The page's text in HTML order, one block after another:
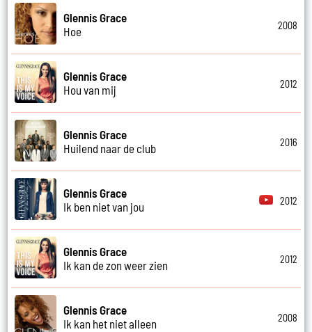
Glennis Grace
Hoe
2008
Glennis Grace
Hou van mij
2012
Glennis Grace
Huilend naar de club
2016
Glennis Grace
Ik ben niet van jou
2012
Glennis Grace
Ik kan de zon weer zien
2012
Glennis Grace
Ik kan het niet alleen
2008